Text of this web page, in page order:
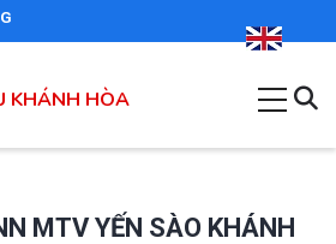
KHÁNH HÒA
MTV YẾN SÀO KHÁNH